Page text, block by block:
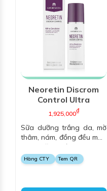
Neoretin Discrom
Control Ultra
Emulsion
1,925,000₫
Sữa dưỡng trắng da, mờ
thâm, nám, đồng đều màu
da, ngăn ngừa lão hóa
daHàng CTY Tem QR